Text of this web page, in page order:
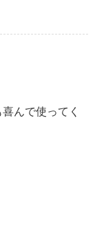
んで使ってく